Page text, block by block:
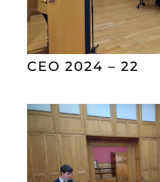
CEO 2024 – 22